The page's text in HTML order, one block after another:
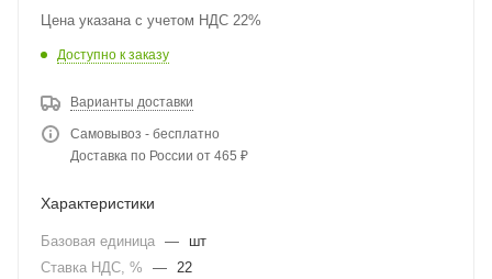
Цена указана с учетом НДС 22%
Доступно к заказу
Варианты доставки
Самовывоз - бесплатно
Доставка по России от 465 ₽
Характеристики
Базовая единица —
шт
Ставка НДС, %
— 22